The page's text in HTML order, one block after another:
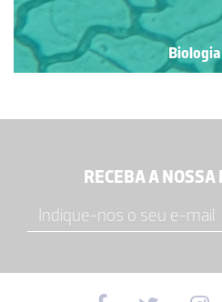
Biologia
RECEBA A